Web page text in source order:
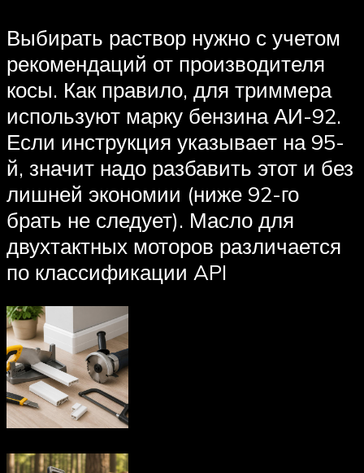
Выбирать раствор нужно с учетом
рекомендаций от производителя
косы. Как правило, для триммера
используют марку бензина АИ-92.
Если инструкция указывает на 95-
й, значит надо разбавить этот и без
лишней экономии (ниже 92-го
брать не следует). Масло для
двухтактных моторов различается
по классификации API